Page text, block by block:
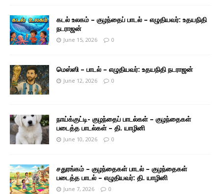
கடல் உலகம் – குழந்தைப் பாடல் – எழுதியவர்: உதயநிதி
நடராஜன்
June 15, 2026 0
மெஸ்ஸி – பாடல் – எழுதியவர்: உதயநிதி நடராஜன்
June 12, 2026 0
நாய்க்குட்டி- குழந்தைப் பாடல்கள் – குழந்தைகள்
படைத்த பாடல்கள் – தி. யாழினி
June 10, 2026 0
சதுரங்கம் – குழந்தைகள் பாடல் – குழந்தைகள்
படைத்த பாடல் – எழுதியவர்: தி. யாழினி
June 7, 2026 0